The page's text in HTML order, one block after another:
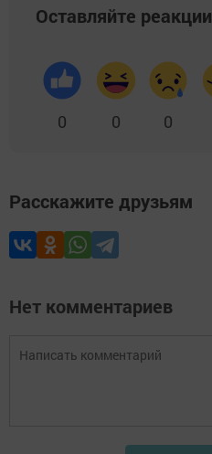
Оставляйте реакции
0 0 0
Расскажите друзьям
Нет комментариев